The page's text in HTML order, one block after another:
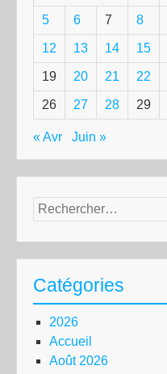
5 6 7 8
12 13 14 15
19 20 21 22
26 27 28 29
« Avr Juin »
Rechercher :
Catégories
2026
Accueil
Août 2026